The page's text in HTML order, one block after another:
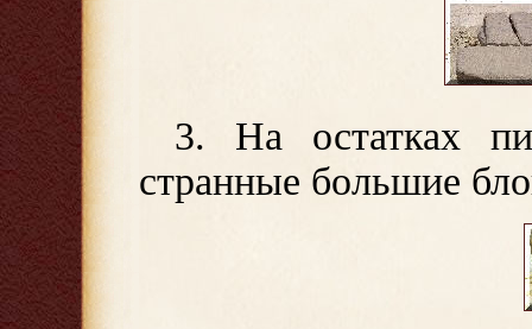
3. На остатках
странные большие